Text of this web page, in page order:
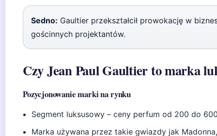
Sedno: Gaultier przekształcił prowokację w
gościnnych projektantów.
Czy Jean Paul Gaultier to marka
Pozycjonowanie marki na rynku
Segment luksusowy – ceny perfum od 200 do
Marka używana przez takie gwiazdy jak